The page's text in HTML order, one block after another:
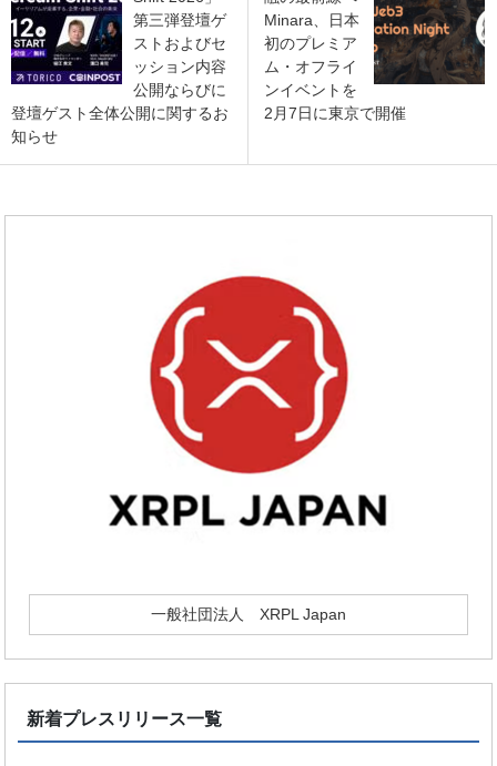
第三弾登壇ゲ
ストおよびセ
ッション内容
公開ならびに
登壇ゲスト全体公開に関するお
知らせ
Minara、日本
初のプレミア
ム・オフライ
ンイベントを
2月7日に東京で開催
一般社団法人 XRPL Japan
新着プレスリリース一覧